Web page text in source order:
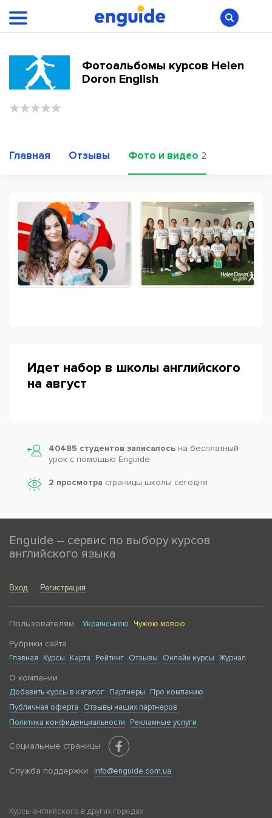
Фотоальбомы курсов Helen
Doron English
Главная Отзывы Фото и видео 2
Идет набор в школы английского
на август
40485 студентов записалось на бесплатный
урок с помощью Enguide
2 просмотра страницы школы сегодня
Enguide – сервис по выбору курсов
английского языка
Вход Регистрация
Пользователям Українською Чужою мовою
Рубрики сайта
Главная Курсы Карта Рейтинг Отзывы Онлайн курсы Журнал
О компании
Добавить курсы в каталог Партнеры
Про компанию
Публичная оферта
Отзывы наших партнеров
Политика конфиденциальности
Рекламные услуги
Социальные страницы
Служба поддержки info@enguide.com.ua
Курсы английского в других городах: